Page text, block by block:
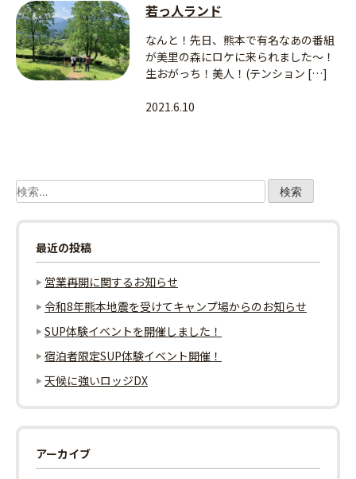
若っ人ランド
なんと！先日、熊本で有名なあの番組
が美里の森にロケに来られました～！
生おがっち！美人！(テンション […]
2021.6.10
検
索:
最近の投稿
営業再開に関するお知らせ
令和8年熊本地震を受けてキャンプ場からのお知らせ
SUP体験イベントを開催しました！
宿泊者限定SUP体験イベント開催！
天候に強いロッジDX
アーカイブ